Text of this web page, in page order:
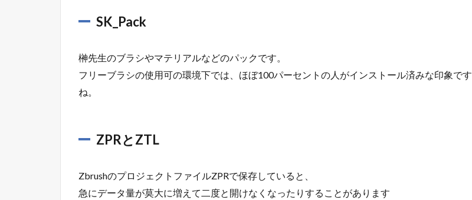
SK_Pack
榊先生のブラシやマテリアルなどのパックです。
フリーブラシの使用可の環境下では、ほぼ100パーセントの人がインストール済みな印象です
ね。
ZPRとZTL
ZbrushのプロジェクトファイルZPRで保存していると、
急にデータ量が莫大に増えて二度と開けなくなったりすることがあります